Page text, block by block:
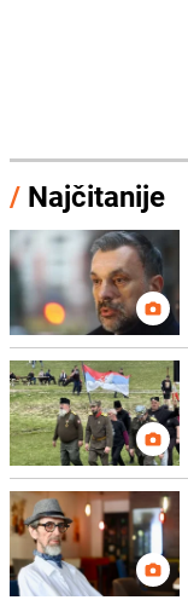
/ Najčitanije